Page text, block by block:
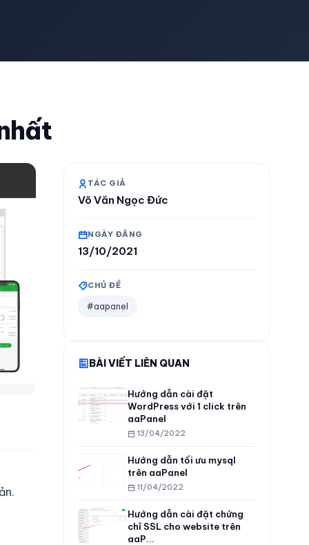
TÁC GIẢ
Võ Văn Ngọc Đức
NGÀY ĐĂNG
13/10/2021
CHỦ ĐỀ
#aapanel
BÀI VIẾT LIÊN QUAN
Hướng dẫn cài đặt
WordPress với 1 click trên
aaPanel
13/04/2022
Hướng dẫn tối ưu mysql
trên aaPanel
11/04/2022
Hướng dẫn cài đặt chứng
chỉ SSL cho website trên
aaP...